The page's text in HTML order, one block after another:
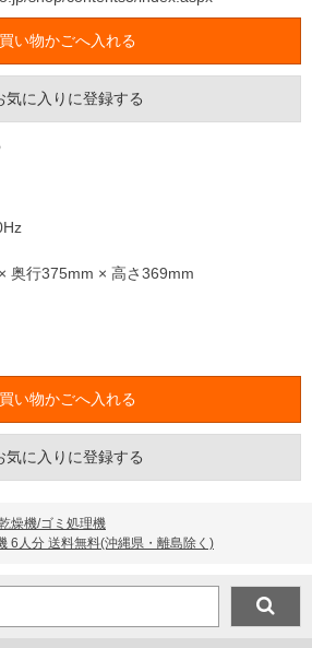
気に入りに登録する
奥行375mm × 高さ369mm
気に入りに登録する
燥機/ゴミ処理機
6人分 送料無料(沖縄県・離島除く)